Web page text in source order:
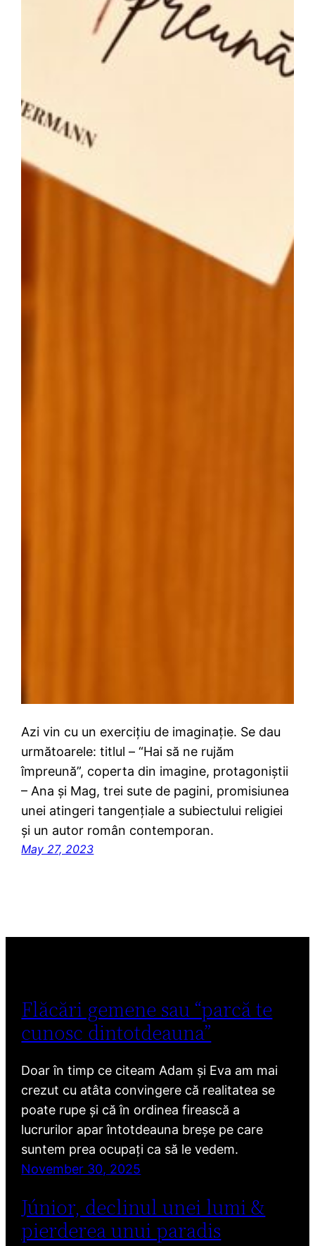
Azi vin cu un exercițiu de imaginație. Se dau
următoarele: titlul – “Hai să ne rujăm
împreună”, coperta din imagine, protagoniștii
– Ana și Mag, trei sute de pagini, promisiunea
unei atingeri tangențiale a subiectului religiei
și un autor român contemporan.
May 27, 2023
Flăcări gemene sau “parcă te
cunosc dintotdeauna”
Doar în timp ce citeam Adam și Eva am mai
crezut cu atâta convingere că realitatea se
poate rupe și că în ordinea firească a
lucrurilor apar întotdeauna breșe pe care
suntem prea ocupați ca să le vedem.
November 30, 2025
Júnior, declinul unei lumi &
pierderea unui paradis